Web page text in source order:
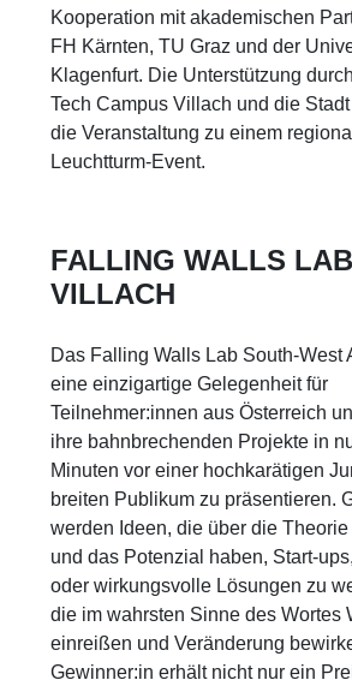
Kooperation mit akademischen
FH Kärnten, TU Graz und der
Klagenfurt. Die Unterstützung
Tech Campus Villach und die
die Veranstaltung zu einem
Leuchtturm-Event.
FALLING WALLS
VILLACH
Das Falling Walls Lab South-West
eine einzigartige Gelegenheit für
Teilnehmer:innen aus Österreich
ihre bahnbrechenden Projekte in
Minuten vor einer hochkarätigen
breiten Publikum zu präsentieren.
werden Ideen, die über die
und das Potenzial haben, Start-
oder wirkungsvolle Lösungen zu
die im wahrsten Sinne des Wortes
einreißen und Veränderung
Gewinner:in erhält nicht nur ein